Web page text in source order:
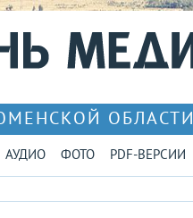
ОБЛАСТИ
АУДИО ФОТО PDF-ВЕРСИИ